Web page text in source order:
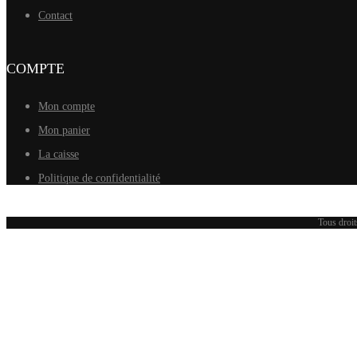
Contact
COMPTE
Mon compte
Mon panier
La caisse
Politique de confidentialité
Tous